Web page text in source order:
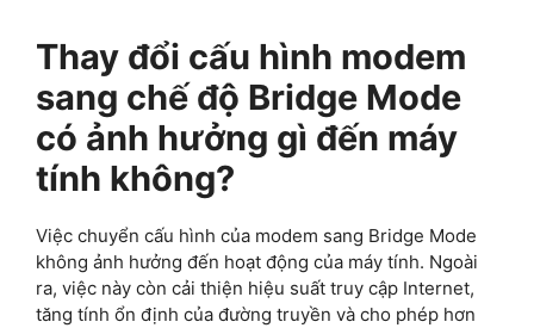
Thay đổi cấu hình modem
sang chế độ Bridge Mode
có ảnh hưởng gì đến máy
tính không?
Việc chuyển cấu hình của modem sang Bridge Mode
không ảnh hưởng đến hoạt động của máy tính. Ngoài
ra, việc này còn cải thiện hiệu suất truy cập Internet,
tăng tính ổn định của đường truyền và cho phép hơn